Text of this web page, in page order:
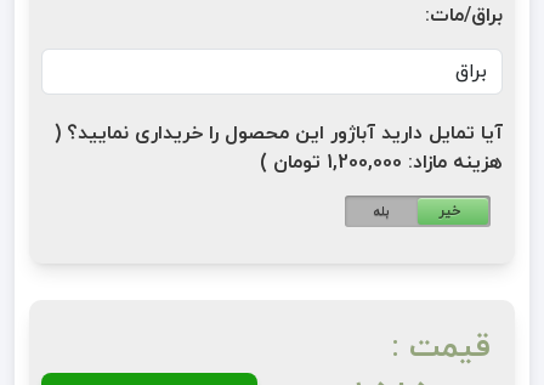
براق/مات:
آیا تمایل دارید آباژور این محصول را خریداری نمایید؟ (
هزینه مازاد: 1,200,000 تومان )
بله خیر
قیمت :